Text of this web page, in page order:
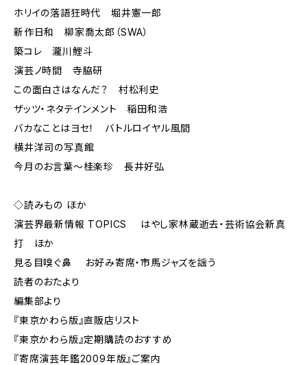
ホリイの落語狂時代 堀井憲一郎
新作日和 柳家喬太郎（SWA）
築コレ 瀧川鯉斗
演芸ノ時間 寺脇研
この面白さはなんだ？ 村松利史
ザッツ・ネタテインメント 稲田和浩
バカなことはヨセ！ バトルロイヤル風間
横井洋司の写真館
今月のお言葉～桂楽珍 長井好弘
◇読みもの ほか
演芸界最新情報 TOPICS はやし家林蔵逝去・芸術協会新真
打 ほか
見る目嗅ぐ鼻 お好み寄席・市馬ジャズを謡う
読者のおたより
編集部より
『東京かわら版』直販店リスト
『東京かわら版』定期購読のおすすめ
『寄席演芸年鑑2009年版』ご案内